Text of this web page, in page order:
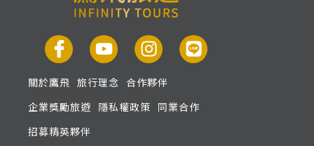
關於鷹飛 旅行理念 合作夥伴
企業獎勵旅遊 隱私權政策 同業合作
招募精英夥伴